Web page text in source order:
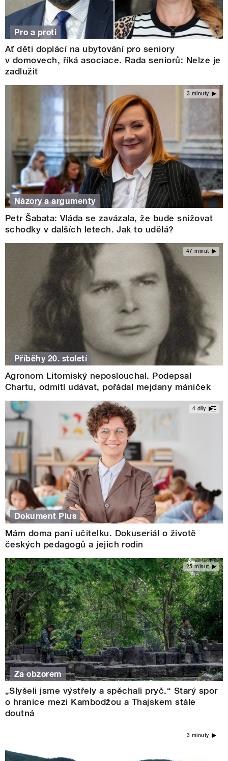
Pro a proti
Ať děti doplácí na ubytování pro seniory
v domovech, říká asociace. Rada seniorů: Nelze je
zadlužit
3 minuty
Názory a argumenty
Petr Šabata: Vláda se zavázala, že bude snižovat
schodky v dalších letech. Jak to udělá?
47 minut
Příběhy 20. století
Agronom Litomiský neposlouchal. Podepsal
Chartu, odmítl udávat, pořádal mejdany mániček
4 díly
Dokument Plus
Mám doma paní učitelku. Dokuseriál o životě
českých pedagogů a jejich rodin
25 minut
Za obzorem
„Slyšeli jsme výstřely a spěchali pryč.“ Starý spor
o hranice mezi Kambodžou a Thajskem stále
doutná
3 minuty